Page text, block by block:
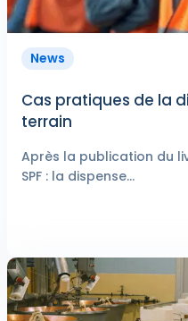
News
Cas pratiques de la
terrain
Après la publication du
SPF : la dispense...